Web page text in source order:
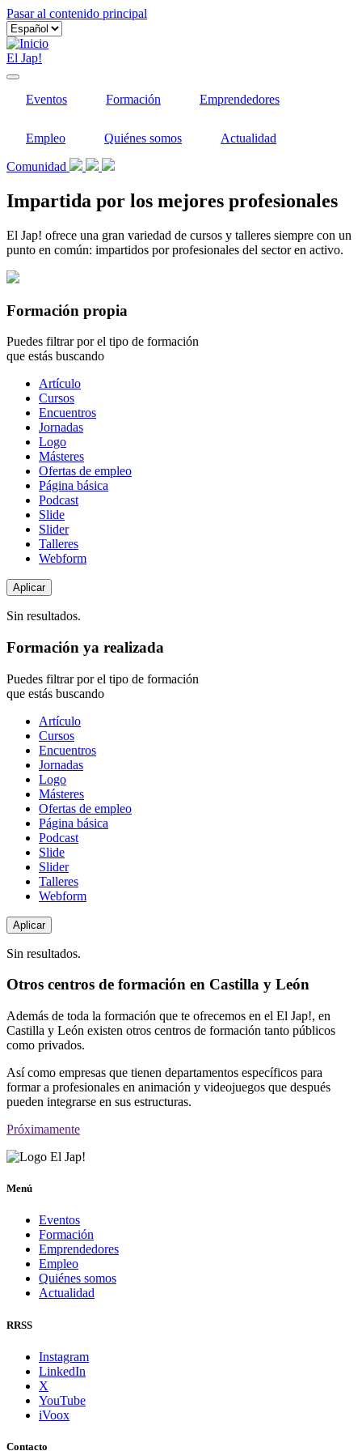
Pasar al contenido principal
El Jap!
Eventos Formación Emprendedores
Empleo Quiénes somos Actualidad
Comunidad
Impartida por los mejores profesionales
El Jap! ofrece una gran variedad de cursos y talleres siempre con un
punto en común: impartidos por profesionales del sector en activo.
Formación propia
Puedes filtrar por el tipo de formación
que estás buscando
Tipo
contenido
Artículo
Cursos
Encuentros
Jornadas
Logo
Másteres
Ofertas de empleo
Página básica
Podcast
Slide
Slider
Talleres
Webform
Sin resultados.
Formación ya realizada
Puedes filtrar por el tipo de formación
que estás buscando
Tipo
contenido
Artículo
Cursos
Encuentros
Jornadas
Logo
Másteres
Ofertas de empleo
Página básica
Podcast
Slide
Slider
Talleres
Webform
Sin resultados.
Otros centros de formación en Castilla y León
Además de toda la formación que te ofrecemos en el El Jap!, en
Castilla y León existen otros centros de formación tanto públicos
como privados.
Así como empresas que tienen departamentos específicos para
formar a profesionales en animación y videojuegos que después
pueden integrarse en sus estructuras.
Próximamente
Menú
Eventos
Formación
Emprendedores
Empleo
Quiénes somos
Actualidad
RRSS
Instagram
LinkedIn
X
YouTube
iVoox
Contacto